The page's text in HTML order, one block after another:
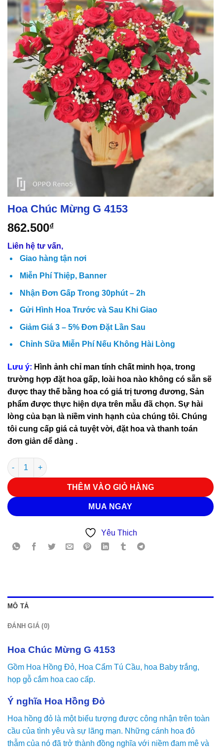
Hoa Chúc Mừng G 4153
862.500₫
Liên hệ tư vấn,
Giao hàng tận nơi
Miễn Phí Thiệp, Banner
Nhận Đơn Gấp Trong 30phút – 2h
Gửi Hình Hoa Trước và Sau Khi Giao
Giảm Giá 3 – 5% Đơn Đặt Lần Sau
Chỉnh Sữa Miễn Phí Nếu Không Hài Lòng
Lưu ý: Hình ảnh chỉ man tính chất minh họa, trong
trường hợp đặt hoa gấp, loài hoa nào không có sẵn sẽ
được thay thế bằng hoa có giá trị tương đương, Sản
phẩm được thực hiện dựa trên mẫu đã chọn. Sự hài
lòng của bạn là niềm vinh hạnh của chúng tôi. Chúng
tôi cung cấp giá cả tuyệt vời, đặt hoa và thanh toán
đơn giản dể dàng .
Hoa Chúc Mừng G 4153 số lượng
THÊM VÀO GIỎ HÀNG
MUA NGAY
Yêu Thich
MÔ TẢ
ĐÁNH GIÁ (0)
Hoa Chúc Mừng G 4153
Gồm Hoa Hồng Đỏ, Hoa Cẩm Tú Cầu, hoa Baby trắng,
họp gỗ cắm hoa cao cấp.
Ý nghĩa Hoa Hồng Đỏ
Hoa hồng đỏ là một biểu tượng được công nhận trên toàn
cầu của tình yêu và sự lãng mạn. Những cánh hoa đỏ
thẫm của nó đã trở thành đồng nghĩa với niềm đam mê và